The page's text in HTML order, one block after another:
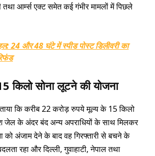
आर्म्स एक्ट समेत कई गंभीर मामलों में पिछले
24 और 48 घंटे में स्पीड पोस्ट डिलीवरी का
किलो सोना लूटने की योजना
कि करीब 22 करोड़ रुपये मूल्य के 15 किलो
जेल के अंदर बंद अन्य अपराधियों के साथ मिलकर
को अंजाम देने के बाद वह गिरफ्तारी से बचने के
रहा और दिल्ली, गुवाहाटी, नेपाल तथा